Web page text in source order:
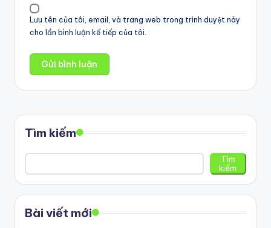
Lưu tên của tôi, email, và trang web trong trình duyệt này
cho lần bình luận kế tiếp của tôi.
Tìm kiếm
Tìm
kiếm
Bài viết mới